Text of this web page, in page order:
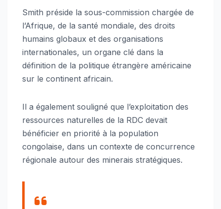
Smith préside la sous-commission chargée de
l’Afrique, de la santé mondiale, des droits
humains globaux et des organisations
internationales, un organe clé dans la
définition de la politique étrangère américaine
sur le continent africain.
Il a également souligné que l’exploitation des
ressources naturelles de la RDC devait
bénéficier en priorité à la population
congolaise, dans un contexte de concurrence
régionale autour des minerais stratégiques.